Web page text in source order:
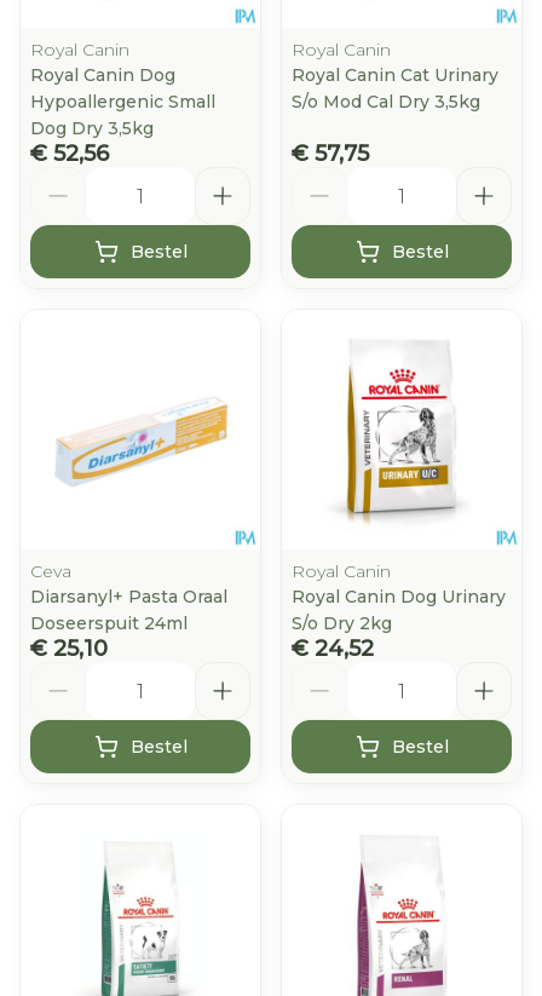
Royal Canin
Royal Canin Dog
Hypoallergenic Small
Dog Dry 3,5kg
€ 52,56
Bestel
Royal Canin
Royal Canin Cat Urinary
S/o Mod Cal Dry 3,5kg
€ 57,75
Bestel
Ceva
Diarsanyl+ Pasta Oraal
Doseerspuit 24ml
€ 25,10
Bestel
Royal Canin
Royal Canin Dog Urinary
S/o Dry 2kg
€ 24,52
Bestel